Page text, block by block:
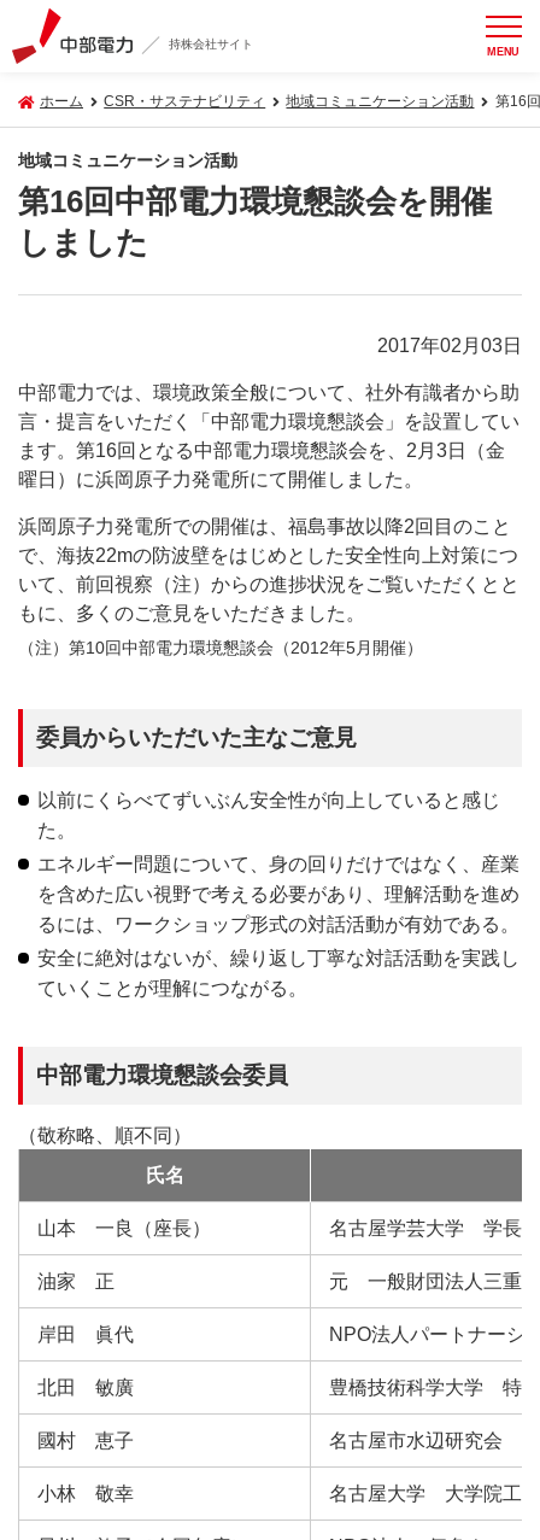
持株会社サイト MENU
ホーム CSR・サステナビリティ 地域コミュニケーション活動 第16
地域コミュニケーション活動
第16回中部電力環境懇談会を開催
しました
2017年02月03日
中部電力では、環境政策全般について、社外有識者から助
言・提言をいただく「中部電力環境懇談会」を設置してい
ます。第16回となる中部電力環境懇談会を、2月3日（金
曜日）に浜岡原子力発電所にて開催しました。
浜岡原子力発電所での開催は、福島事故以降2回目のこと
で、海抜22mの防波壁をはじめとした安全性向上対策につ
いて、前回視察（注）からの進捗状況をご覧いただくとと
もに、多くのご意見をいただきました。
（注）第10回中部電力環境懇談会（2012年5月開催）
委員からいただいた主なご意見
以前にくらべてずいぶん安全性が向上していると感じ
た。
エネルギー問題について、身の回りだけではなく、産業
を含めた広い視野で考える必要があり、理解活動を進め
るには、ワークショップ形式の対話活動が有効である。
安全に絶対はないが、繰り返し丁寧な対話活動を実践し
ていくことが理解につながる。
中部電力環境懇談会委員
（敬称略、順不同）
氏名
山本 一良（座長） 名古屋学芸大学 学長
油家 正 元 一般財団法人三重
岸田 眞代 NPO法人パートナーシ
北田 敏廣 豊橋技術科学大学 特
國村 恵子 名古屋市水辺研究会
小林 敬幸 名古屋大学 大学院工